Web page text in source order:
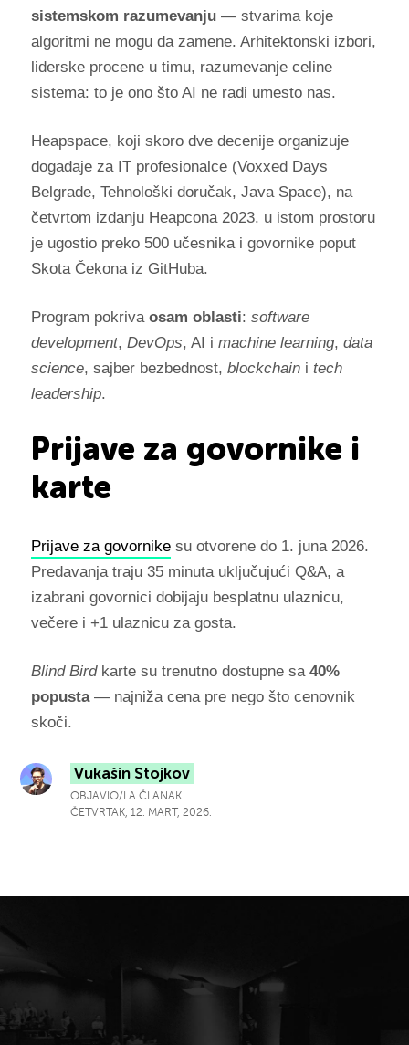
sistemskom razumevanju— stvarima koje
algoritmi ne mogu da zamene. Arhitektonski izbori,
liderske procene u timu, razumevanje celine
sistema: to je ono što AI ne radi umesto nas.
Heapspace, koji skoro dve decenije organizuje
događaje za IT profesionalce (Voxxed Days
Belgrade, Tehnološki doručak, Java Space), na
četvrtom izdanju Heapcona 2023. u istom prostoru
je ugostio preko 500 učesnika i govornike poput
Skota Čekona iz GitHuba.
Program pokriva osam oblasti: software
development, DevOps, AI i machine learning, data
science, sajber bezbednost, blockchaini tech
leadership.
Prijave za govornike i
karte
Prijave za govornikesu otvorene do 1. juna 2026.
Predavanja traju 35 minuta uključujući Q&A, a
izabrani govornici dobijaju besplatnu ulaznicu,
večere i +1 ulaznicu za gosta.
Blind Birdkarte su trenutno dostupne sa 40%
popusta— najniža cena pre nego što cenovnik
skoči.
Vukašin Stojkov
OBJAVIO/LA ČLANAK.
ČETVRTAK, 12. MART, 2026.